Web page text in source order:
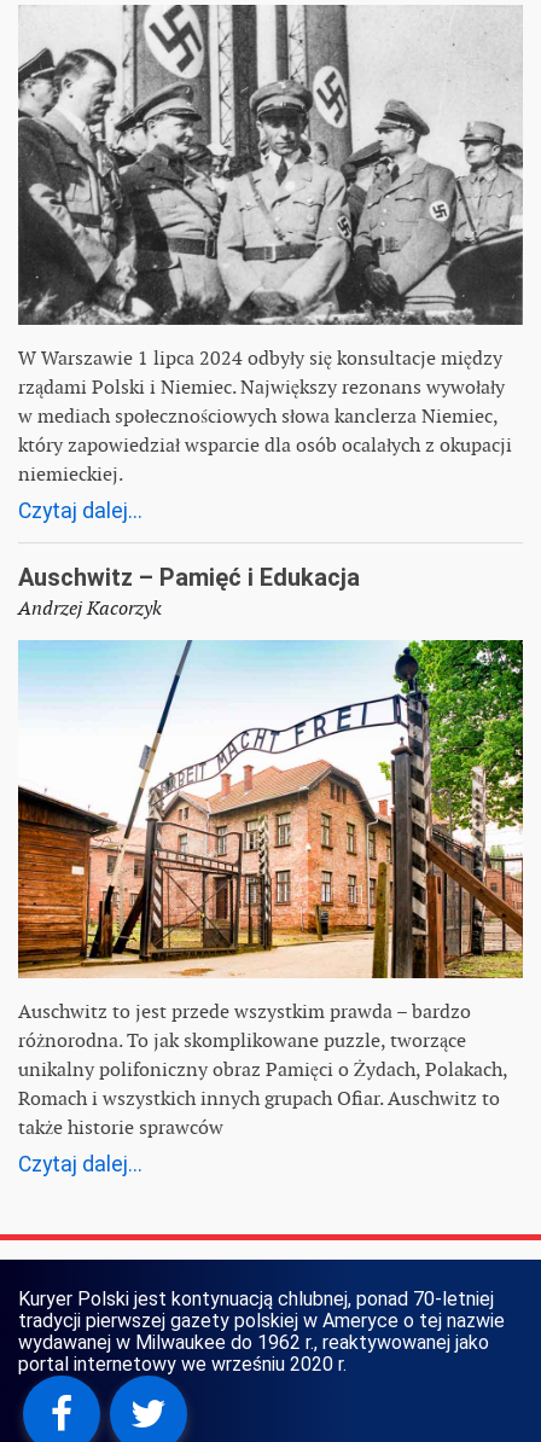
W Warszawie 1 lipca 2024 odbyły się konsultacje między
rządami Polski i Niemiec. Największy rezonans wywołały
w mediach społecznościowych słowa kanclerza Niemiec,
który zapowiedział wsparcie dla osób ocalałych z okupacji
niemieckiej.
Czytaj dalej...
Auschwitz – Pamięć i Edukacja
Andrzej Kacorzyk
Auschwitz to jest przede wszystkim prawda – bardzo
różnorodna. To jak skomplikowane puzzle, tworzące
unikalny polifoniczny obraz Pamięci o Żydach, Polakach,
Romach i wszystkich innych grupach Ofiar. Auschwitz to
także historie sprawców
Czytaj dalej...
Kuryer Polski jest kontynuacją chlubnej, ponad 70-letniej
tradycji pierwszej gazety polskiej w Ameryce o tej nazwie
wydawanej w Milwaukee do 1962 r., reaktywowanej jako
portal internetowy we wrześniu 2020 r.